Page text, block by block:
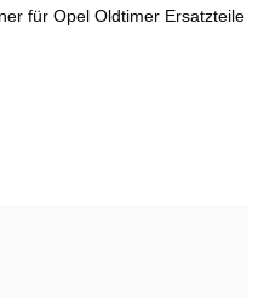
für Opel Oldtimer Ersatzteile